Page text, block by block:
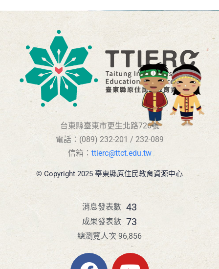
台東縣臺東市更生北路726號
電話：(089) 232-201 / 232-089
信箱： ttierc@ttct.edu.tw
© Copyright 2025 臺東縣原住民教育資源中心
43
消息發表數
73
成果發表數
總瀏覽人次 96,856